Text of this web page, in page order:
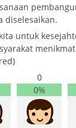
diselesaikan.
untuk
0
0%